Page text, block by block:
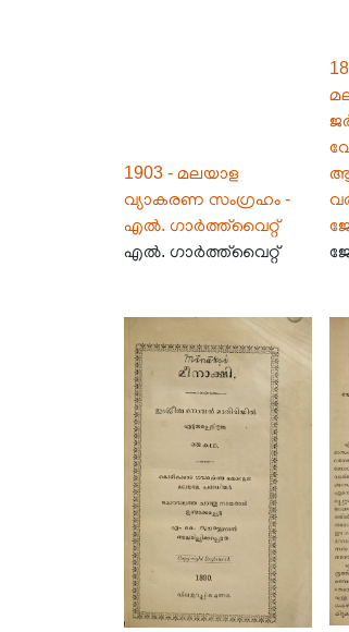
1903 - മലയാള
വ്യാകരണ സംഗ്രഹം -
എൽ. ഗാർത്ത്‌വൈറ്റ്
എൽ. ഗാർത്ത്‌വൈറ്റ്